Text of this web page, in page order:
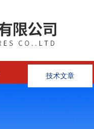
技术文章